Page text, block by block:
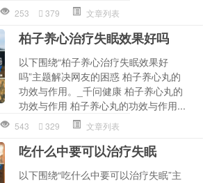
253 379 文章列表
柏子养心治疗失眠效果好吗
以下围绕“柏子养心治疗失眠效果好
吗”主题解决网友的困惑 柏子养心丸的
功效与作用。_千问健康 柏子养心丸的
功效与作用 柏子养心丸的功效与作用...
543 329 文章列表
吃什么中要可以治疗失眠
以下围绕“吃什么中要可以治疗失眠”主